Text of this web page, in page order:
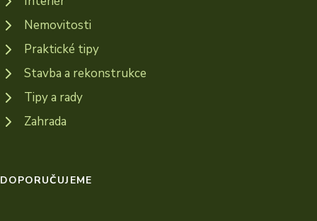
Nemovitosti
Praktické tipy
Stavba a rekonstrukce
Tipy a rady
Zahrada
DOPORUČUJEME